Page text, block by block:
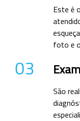
Este é
foto e
03
São